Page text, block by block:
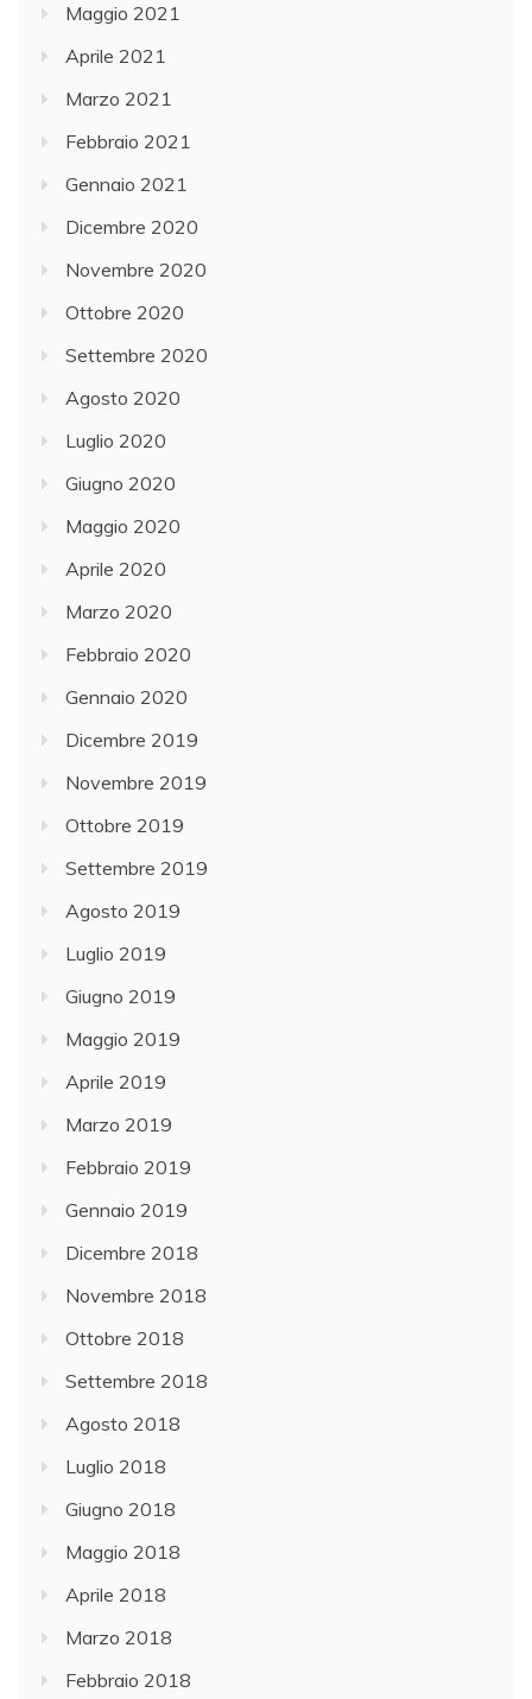
Maggio 2021
Aprile 2021
Marzo 2021
Febbraio 2021
Gennaio 2021
Dicembre 2020
Novembre 2020
Ottobre 2020
Settembre 2020
Agosto 2020
Luglio 2020
Giugno 2020
Maggio 2020
Aprile 2020
Marzo 2020
Febbraio 2020
Gennaio 2020
Dicembre 2019
Novembre 2019
Ottobre 2019
Settembre 2019
Agosto 2019
Luglio 2019
Giugno 2019
Maggio 2019
Aprile 2019
Marzo 2019
Febbraio 2019
Gennaio 2019
Dicembre 2018
Novembre 2018
Ottobre 2018
Settembre 2018
Agosto 2018
Luglio 2018
Giugno 2018
Maggio 2018
Aprile 2018
Marzo 2018
Febbraio 2018